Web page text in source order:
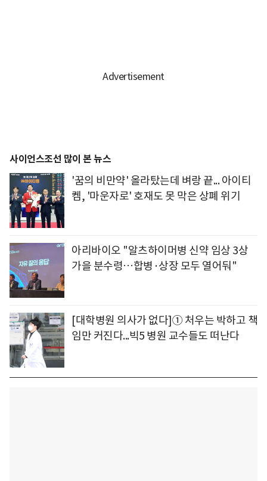
사이언스조선 많이 본 뉴스
'꿈의 비만약' 올라탔는데 벼랑 끝... 아이티
켐, '마운자로' 호재도 못 막은 상폐 위기
아리바이오 "알츠하이머병 신약 임상 3상
가을 분수령…합병·상장 모두 열어둬"
[대학병원 의사가 없다]① 처우는 박하고 책
임만 커진다...빅5 병원 교수들도 떠난다